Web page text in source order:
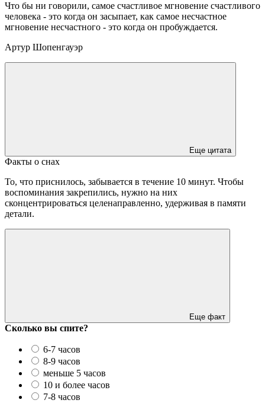
Что бы ни говорили, самое счастливое мгновение счастливого
человека - это когда он засыпает, как самое несчастное
мгновение несчастного - это когда он пробуждается.
Артур Шопенгауэр
Еще цитата
Факты о снах
То, что приснилось, забывается в течение 10 минут. Чтобы
воспоминания закрепились, нужно на них
сконцентрироваться целенаправленно, удерживая в памяти
детали.
Еще факт
Сколько вы спите?
6-7 часов
8-9 часов
меньше 5 часов
10 и более часов
7-8 часов